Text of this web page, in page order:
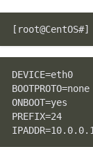
DEVICE=eth0
BOOTPROTO=none
ONBOOT=yes
PREFIX=24